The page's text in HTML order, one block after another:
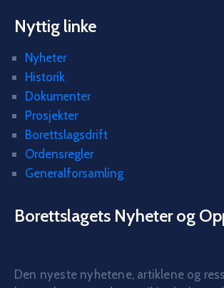
Nyttig linke
Nyheter
Historik
Dokumenter
Prosjekter
Borettslagsdrift
Ordensregler
Generalforsamling
Borettslagets Nyheter og
Den nyeste nyhetene, artiklene og